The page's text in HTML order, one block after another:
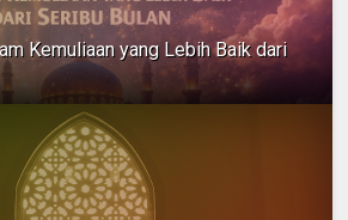
Kemuliaan yang Lebih Baik dari